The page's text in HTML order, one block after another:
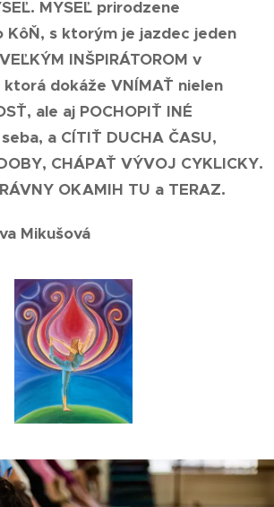
MYSEĽ prirodzene
KôŇ, s ktorým je jazdec jeden
INŠPIRÁTOROM v
ktorá dokáže VNÍMAŤ nielen
ale aj POCHOPIŤ INÉ
a CÍTIŤ DUCHA ČASU,
CHÁPAŤ VÝVOJ CYKLICKY.
OKAMIH TU a TERAZ.
Mikušová